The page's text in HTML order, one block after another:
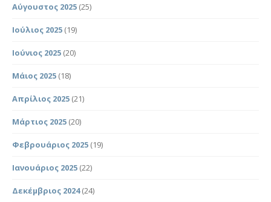
Αύγουστος 2025 (25)
Ιούλιος 2025 (19)
Ιούνιος 2025 (20)
Μάιος 2025 (18)
Απρίλιος 2025 (21)
Μάρτιος 2025 (20)
Φεβρουάριος 2025 (19)
Ιανουάριος 2025 (22)
Δεκέμβριος 2024(24)